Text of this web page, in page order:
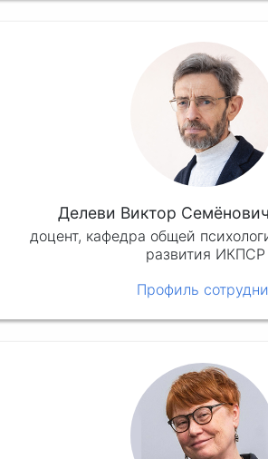
Делеви Виктор
доцент, кафедра общей
развития ИКПСР
Профиль